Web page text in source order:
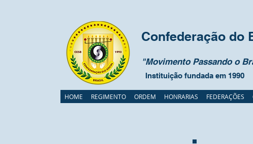
Confederação do
"Movimento Passando o
Instituição fundada em 1990
HOME REGIMENTO ORDEM HONRARIAS FEDERAÇÕES